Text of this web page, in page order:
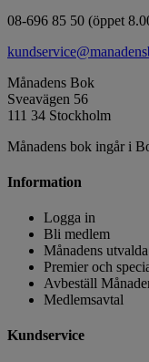
08-696 85 50 (öppet
Månadens Bok
Sveavägen 56
111 34 Stockholm
Månadens bok ingår i
Information
Logga in
Bli medlem
Månadens
Premier och
Avbeställ
Medlemsavtal
Kundservice